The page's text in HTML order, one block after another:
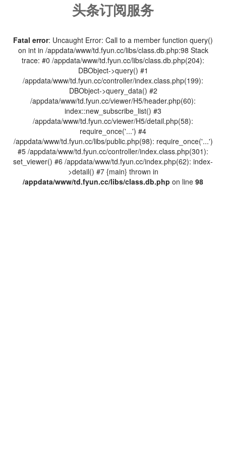
头条订阅服务
Fatal error: Uncaught Error: Call to a member function query()
on int in /appdata/www/td.fyun.cc/libs/class.db.php:98 Stack
trace: #0 /appdata/www/td.fyun.cc/libs/class.db.php(204):
DBObject->query() #1
/appdata/www/td.fyun.cc/controller/index.class.php(199):
DBObject->query_data() #2
/appdata/www/td.fyun.cc/viewer/H5/header.php(60):
index::new_subscribe_list() #3
/appdata/www/td.fyun.cc/viewer/H5/detail.php(58):
require_once('...') #4
/appdata/www/td.fyun.cc/libs/public.php(98): require_once('...')
#5 /appdata/www/td.fyun.cc/controller/index.class.php(301):
set_viewer() #6 /appdata/www/td.fyun.cc/index.php(62): index-
>detail() #7 {main} thrown in
/appdata/www/td.fyun.cc/libs/class.db.php on line 98